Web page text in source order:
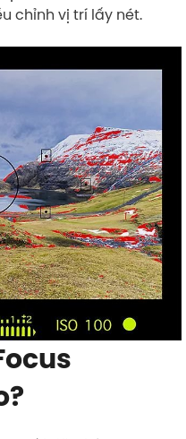
chỉnh vị trí lấy nét.